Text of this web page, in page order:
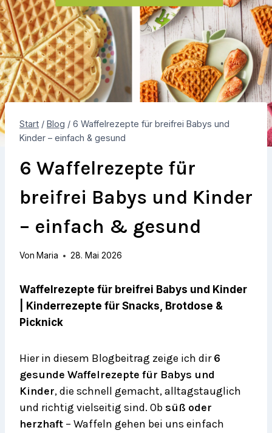
Start / Blog / 6 Waffelrezepte für breifrei Babys und
Kinder – einfach & gesund
6 Waffelrezepte für
breifrei Babys und Kinder
– einfach & gesund
Von Maria 28. Mai 2026
Waffelrezepte für breifrei Babys und Kinder
| Kinderrezepte für Snacks, Brotdose &
Picknick
Hier in diesem Blogbeitrag zeige ich dir6
gesunde Waffelrezepte für Babys und
Kinder, die schnell gemacht, alltagstauglich
und richtig vielseitig sind. Ob süß oder
herzhaft – Waffeln gehen bei uns einfach